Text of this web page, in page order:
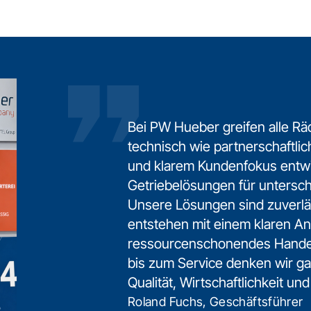
Bei PW Hueber greifen alle
technisch wie
und klarem Kundenfokus
Getriebelösungen für
Unsere Lösungen sind
entstehen mit einem klaren
ressourcenschonendes
bis zum Service denken wir
Qualität, Wirtschaftlichkeit
Roland Fuchs, Geschäftsführer